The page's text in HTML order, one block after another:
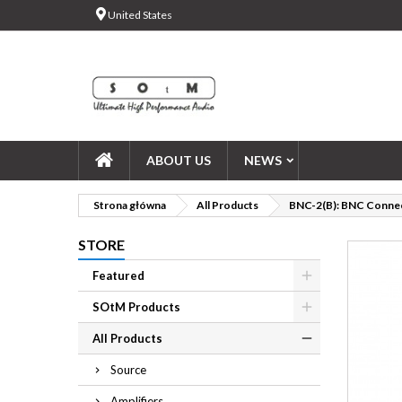
United States
ABOUT US NEWS
Strona główna All Products BNC-2(B): BNC
STORE
Featured
SOtM Products
All Products
Source